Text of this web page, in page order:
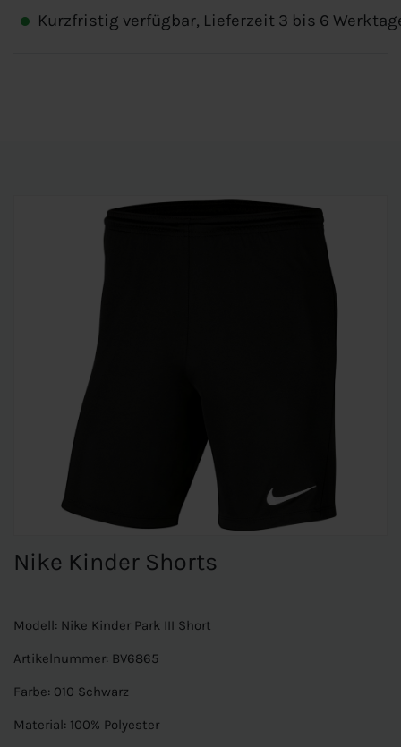
Kurzfristig verfügbar, Lieferzeit 3 bis 6
Nike Kinder Shorts
Modell: Nike Kinder Park III Short
Artikelnummer: BV6865
Farbe: 010 Schwarz
Material: 100% Polyester